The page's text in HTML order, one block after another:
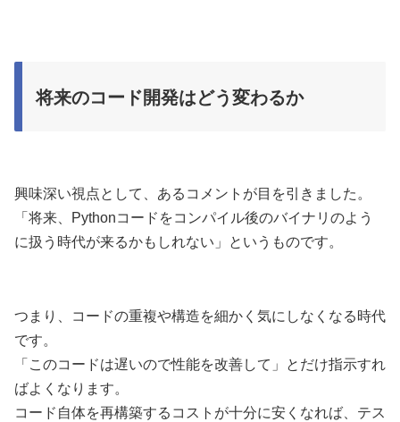
将来のコード開発はどう変わるか
興味深い視点として、あるコメントが目を引きました。
「将来、Pythonコードをコンパイル後のバイナリのよう
に扱う時代が来るかもしれない」というものです。
つまり、コードの重複や構造を細かく気にしなくなる時代
です。
「このコードは遅いので性能を改善して」とだけ指示すれ
ばよくなります。
コード自体を再構築するコストが十分に安くなれば、テス